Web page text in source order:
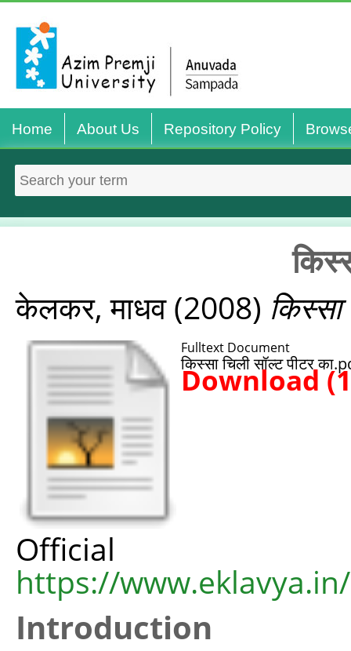
Home About Us Repository Policy
केलकर, माधव(2008)
Fulltext Document
किस्सा चिली सॉल्ट पीटर
Download
https://
Introduction